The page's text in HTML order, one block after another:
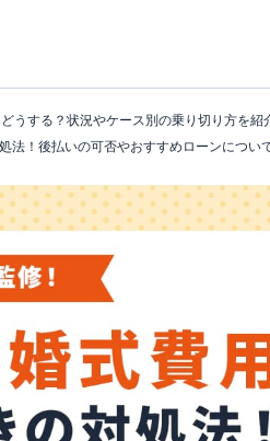
うする？状況やケース別の乗り切り方を紹
法！後払いの可否やおすすめローンについ